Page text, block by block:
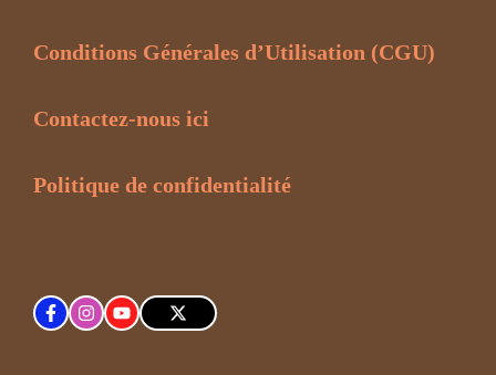
Conditions Générales d’Utilisation (CGU)
Contactez-nous ici
Politique de confidentialité